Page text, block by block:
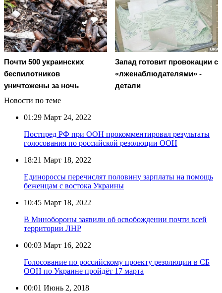
Почти 500 украинских
беспилотников
уничтожены за ночь
Запад готовит провокации с
«лженаблюдателями» -
детали
Новости по теме
01:29 Март 24, 2022
Постпред РФ при ООН прокомментировал результаты
голосования по российской резолюции ООН
18:21 Март 18, 2022
Единороссы перечислят половину зарплаты на помощь
беженцам с востока Украины
10:45 Март 18, 2022
В Минобороны заявили об освобождении почти всей
территории ЛНР
00:03 Март 16, 2022
Голосование по российскому проекту резолюции в СБ
ООН по Украине пройдёт 17 марта
00:01 Июнь 2, 2018